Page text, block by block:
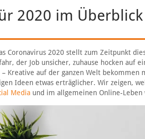
2020 im Überblick
Coronavirus 2020 stellt zum Zeitpunkt
der Job unsicher, zuhause hocken auf
Kreative auf der ganzen Welt bekommen
Ideen etwas erträglicher. Wir zeigen,
Mediaund im allgemeinen Online-Leben